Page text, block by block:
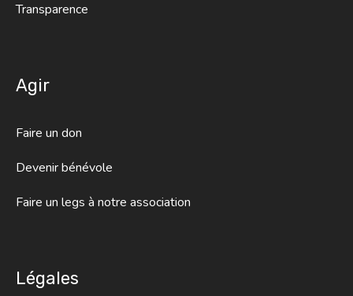
Transparence
Agir
Faire un don
Devenir bénévole
Faire un legs à notre association
Légales